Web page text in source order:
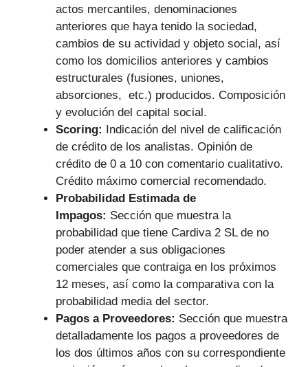
actos mercantiles, denominaciones
anteriores que haya tenido la sociedad,
cambios de su actividad y objeto social, así
como los domicilios anteriores y cambios
estructurales (fusiones, uniones,
absorciones, etc.) producidos. Composición
y evolución del capital social.
Scoring: Indicación del nivel de calificación
de crédito de los analistas. Opinión de
crédito de 0 a 10 con comentario cualitativo.
Crédito máximo comercial recomendado.
Probabilidad Estimada de
Impagos: Sección que muestra la
probabilidad que tiene Cardiva 2 SL de no
poder atender a sus obligaciones
comerciales que contraiga en los próximos
12 meses, así como la comparativa con la
probabilidad media del sector.
Pagos a Proveedores: Sección que muestra
detalladamente los pagos a proveedores de
los dos últimos años con su correspondiente